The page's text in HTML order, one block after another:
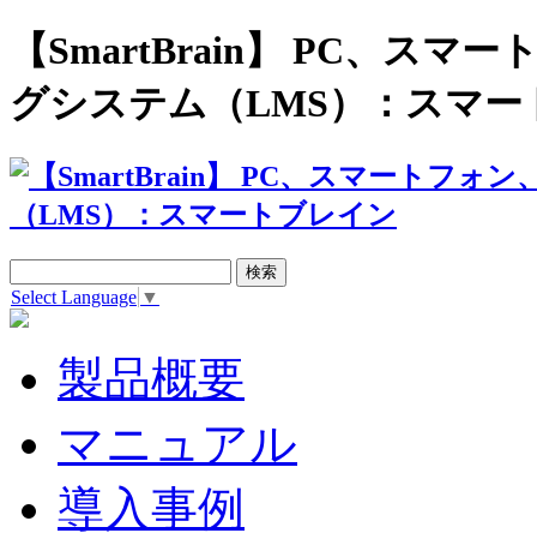
【SmartBrain】 PC、スマー
グシステム（LMS）：スマー
Select Language ▼
製品概要
マニュアル
導入事例